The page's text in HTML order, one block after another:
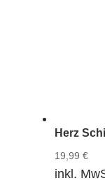
Herz
19,99 €
inkl.